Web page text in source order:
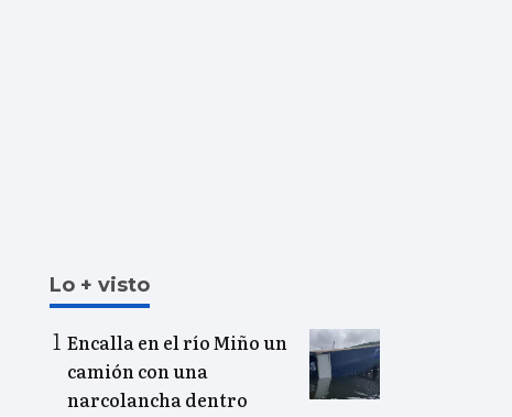
Lo + visto
Encalla en el río Miño un
camión con una
narcolancha dentro